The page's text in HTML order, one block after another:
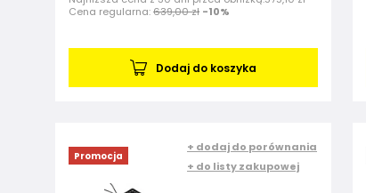
Cena regularna:639,00 zł -10%
Dodaj do koszyka
Promocja
+ dodaj do porównania
+ do listy zakupowej